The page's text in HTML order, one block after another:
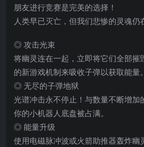
朋友进行竞赛是完美的选择！
人类早已灭亡，但我们悲惨的灵魂仍
◎ 攻击光束
将幽灵连在一起，立即将它们全部摧
的新游戏机制来吸收子弹以获取能量。
◎ 无尽的子弹地狱
光谱冲击永不停止！与数量不断增加
你的小机器人底盘被占满。
◎ 能量升级
使用电磁脉冲波或火箭助推器轰炸幽